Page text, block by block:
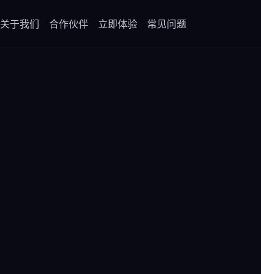
关于我们 合作伙伴 立即体验 常见问题